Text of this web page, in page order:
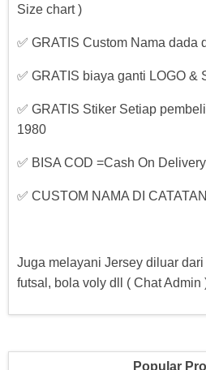
Size chart )
✅ GRATIS Custom Nama dada
✅ GRATIS biaya ganti LOGO &
✅ GRATIS Stiker Setiap
1980
✅ BISA COD =Cash On
✅ CUSTOM NAMA DI
Juga melayani Jersey diluar
futsal, bola voly dll ( Chat Admin
Popular